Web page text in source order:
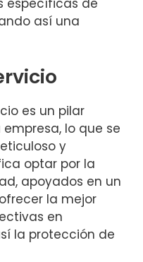
así una
es un pilar
lo que se
y
optar por la
apoyados en un
la mejor
en
la protección de